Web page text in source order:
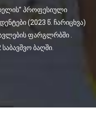
პროფესიული
(2023 წ. ჩარიცხვა)
ფარგლრბში .
ბაღში.